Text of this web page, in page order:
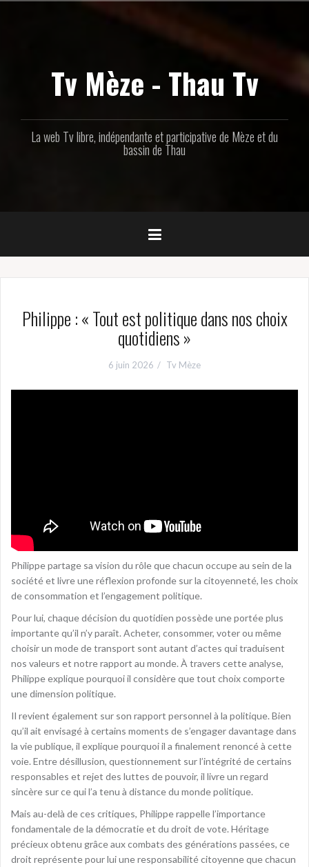
Tv Mèze - Thau Tv
La web Tv libre, indépendante et participative de Mèze et du
bassin de Thau
Philippe : « Tout est politique dans nos choix
quotidiens »
6 juin 2026 Tv Mèze
Philippe partage sa vision du rôle que chacun occupe au sein de la
société et livre une réflexion profonde sur la citoyenneté, les choix
de consommation et l’engagement politique.
Pour lui, chaque décision du quotidien possède une portée plus
importante qu’il n’y paraît. Acheter, consommer, voter ou même
choisir un mode de transport sont autant d’actes qui traduisent
nos valeurs et notre rapport au monde. À travers cette analyse,
Philippe explique pourquoi il considère que tout choix comporte
une dimension politique.
Il revient également sur son rapport personnel à la politique. Bien
qu’il ait envisagé à certains moments de s’engager davantage dans
la vie publique, il explique pourquoi il a finalement renoncé à cette
voie. Entre désillusion, questionnement sur l’intégrité de certains
responsables et rejet des luttes de pouvoir, il livre un regard
sincère sur ce qui l’a tenu à distance du monde politique.
Mais au-delà de ces critiques, Philippe rappelle l’importance
fondamentale de la démocratie et du droit de vote. Héritage
précieux obtenu grâce aux combats des générations passées, ce
droit représente pour lui une responsabilité citoyenne que chacun